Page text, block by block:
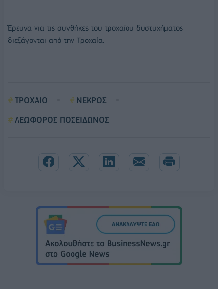
Έρευνα για τις συνθήκες του τροχαίου δυστυχήματος
διεξάγονται από την Τροχαία.
ΤΡΟΧΑΙΟ
ΝΕΚΡΟΣ
ΛΕΩΦΟΡΟΣ ΠΟΣΕΙΔΩΝΟΣ